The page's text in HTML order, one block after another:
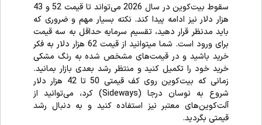
سقوط بیت‌کوین در سال 2026 می‌تواند تا قیمت 52 و 43
هزار دلار نیز ادامه پیدا کند. نکته بسیار مهم و ضروری که
باید مدنظر قرار دهید، تقسیم سرمایه حداقل به سه قیمت
برای ورود است. شما میتوانید از قیمت 62 هزار دلار به فکر
خرید باشید و در قیمت‌های مشخص شده به رنگ مشکی
خرید خود را تکمیل کنید و منتظر رشد بعدی بازار بمانید.
زمانی که بیت‌کوین روی کف قیمتی 50 تا 42 هزار دلار
شروع به نوسان درجا (Sideways) کرد، می‌توانید از
آلت‌کوین‌های معتبر نیز استفاده کنید و به دنبال رشد
قیمتی بگردید.